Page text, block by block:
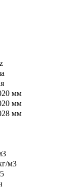
мм
мм
мм
м3